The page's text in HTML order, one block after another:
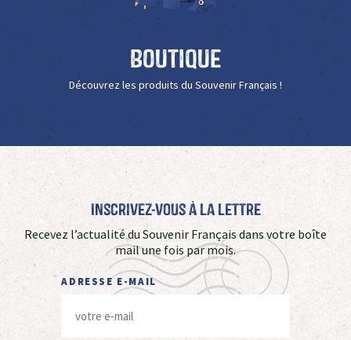
Boutique
Découvrez les produits du Souvenir Français !
Inscrivez-vous à La Lettre
Recevez l’actualité du Souvenir Français dans votre boîte
mail une fois par mois.
ADRESSE E-MAIL